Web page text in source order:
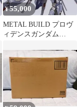
¥55,000
METAL BUILD プロヴ
ィデンスガンダム